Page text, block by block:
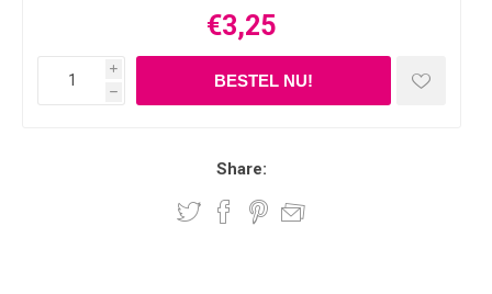
€3,25
i
h
Share: